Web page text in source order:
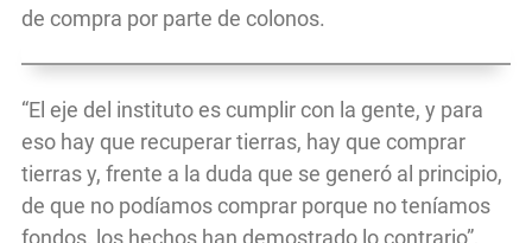
de compra por parte de colonos.
“El eje del instituto es cumplir con la gente, y para
eso hay que recuperar tierras, hay que comprar
tierras y, frente a la duda que se generó al principio,
de que no podíamos comprar porque no teníamos
fondos, los hechos han demostrado lo contrario”,